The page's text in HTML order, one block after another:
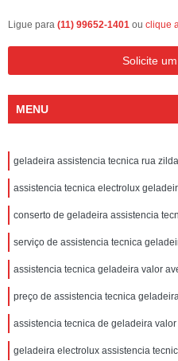
Ligue para (11) 99652-1401 ou clique
Solicite
MENU
geladeira assistencia tecnica rua zilda
assistencia tecnica electrolux
conserto de geladeira assistencia
serviço de assistencia tecnica
assistencia tecnica geladeira valor
preço de assistencia tecnica
assistencia tecnica de geladeira
geladeira electrolux assistencia